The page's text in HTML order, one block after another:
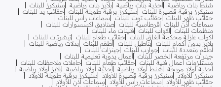
شنط بنات رياضية أحذية بنات رياضية بلايز بنات رياضية
سنيكرز للبنات
سنيكرز برقبة قصيرة للبنات
سنيكرز برقبة طويلة للبنات حقائب يد للبنات
حقائب ظهر للبنات حقائب توت للبنات
سماعات رأس للبنات
سماعات أذن للبنات
قرطاسية للبنات صناديق اكسسوارات للبنات
منظمات للبنات
اكواب للبنات
قنينات ماء للبنات
اكواب عازلة محكمة الغلق للبنات حقائب طعام للبنات تيشرتات للبنات
بلايز بدون أكمام للبنات بناطيل للبنات أطقم للبنات بدلات رياضية للبنات
أطقم متعددة للبنات جوارب للبنات جينزات للبنات
جينزات مرتفعة الخصر للبنات أعمال يدوية تعليمية للبنات
مستلزمات أعمال فنية للبنات حقائب طعام للبنات حاملات ملاحظات للبنات
أحذية أولاد مريحة
شنط أولاد رياضية أحذية أولاد رياضية بلايز أولاد رياضية
سنيكرز للأولاد
سنيكرز برقبة قصيرة للأولاد
سنيكرز برقبة طويلة للأولاد
حقائب ظهر للأولاد
سماعات رأس للأولاد
سماعات أذن للأولاد